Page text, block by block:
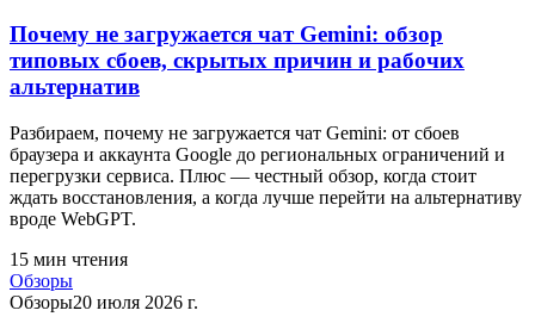
Почему не загружается чат Gemini: обзор
типовых сбоев, скрытых причин и рабочих
альтернатив
Разбираем, почему не загружается чат Gemini: от сбоев
браузера и аккаунта Google до региональных ограничений и
перегрузки сервиса. Плюс — честный обзор, когда стоит
ждать восстановления, а когда лучше перейти на альтернативу
вроде WebGPT.
15 мин чтения
Обзоры
Обзоры20 июля 2026 г.